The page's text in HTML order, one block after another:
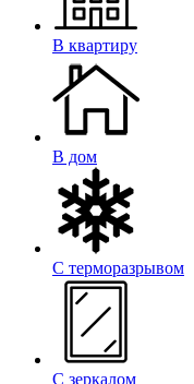
В квартиру
В дом
С терморазрывом
С зеркалом